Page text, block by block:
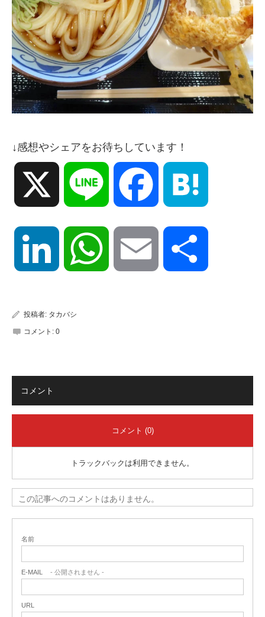
↓感想やシェアをお待ちしています！
Line Facebook
LinkedIn WhatsApp Email
投稿者: タカバシ
コメント: 0
コメント
コメント (0)
トラックバックは利用できません。
この記事へのコメントはありません。
名前
E-MAIL - 公開されません -
URL